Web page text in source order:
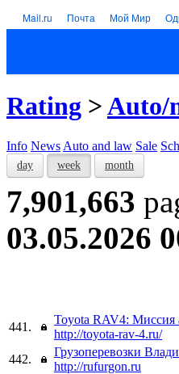
Mail.ru Почта Мой Мир
Rating >Auto/
Info News Auto and law Sale
day week month
7,901,663
03.05.2026
441.
Toyota RAV4: Миссия
http://toyota-rav-4.ru/
442.
Грузоперевозки
http://rufurgon.ru